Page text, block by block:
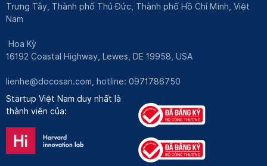
Trưng Tây, Thành phố Thủ Đức, Thành phố Hồ Chí Minh, Việt
Nam
Hoa Kỳ
16192 Coastal Highway, Lewes, DE 19958, USA
lienhe@docosan.com , hotline: 0971786750
Startup Việt Nam duy nhất là
thành viên của: